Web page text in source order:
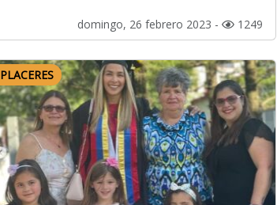
domingo, 26 febrero 2023 - 1249
PLACERES